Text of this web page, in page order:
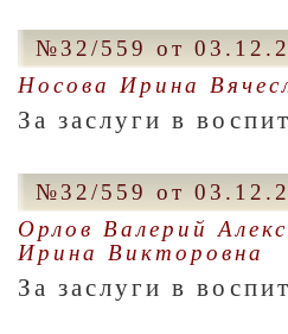
№32/559 от
Носова Ирина
За заслуги в
№32/559 от
Орлов Валерий
Ирина Викторовна
За заслуги в